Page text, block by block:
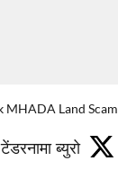
MHADA Land Scam
टेंडरनामा ब्युरो